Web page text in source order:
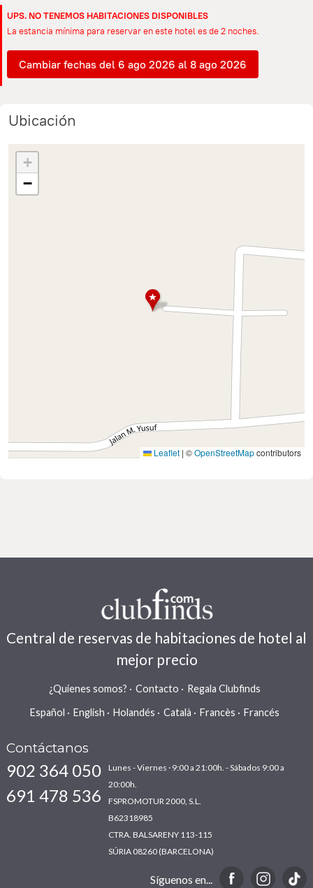
UPS. NO TENEMOS HABITACIONES DISPONIBLES
La estancia mínima para reservar en este hotel es de 2 noches.
Cambiar fechas del 6 ago 2026 al 8 ago 2026
Ubicación
+
−
Leaflet | ©OpenStreetMapcontributors
Central de reservas de habitaciones de hotel al
mejor precio
¿Quienes somos? Contacto
Regala Clubfinds
Español
English Holandés Català Francès Francés
Contáctanos
902 364 050
691 478 536
Lunes - Viernes · 9:00 a 21:00h. - Sábados 9:00 a
20:00h.
FSPROMOTUR 2000, S.L.
B62318985
CTRA. BALSARENY 113-115
SÚRIA 08260 (BARCELONA)
Síguenos en...